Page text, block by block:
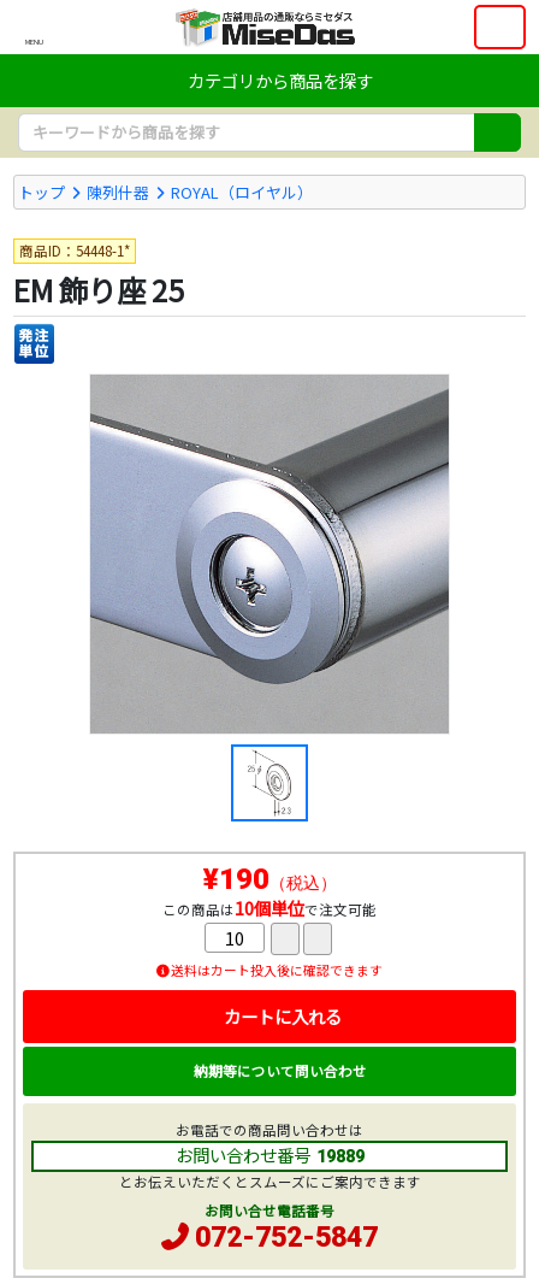
MENU
カテゴリから商品を探す
トップ 陳列什器 ROYAL（ロイヤル）
商品ID：54448-1*
EM 飾り座 25
¥190 （税込）
この商品は10個単位で注文可能
送料はカート投入後に確認できます
カートに入れる
納期等について問い合わせ
お電話での商品問い合わせは
お問い合わせ番号 19889
とお伝えいただくとスムーズにご案内できます
お問い合せ電話番号
072-752-5847